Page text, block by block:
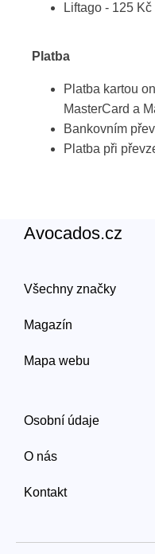
Liftago - 125 Kč
Platba
Platba kartou
MasterCard a
Bankovním
Platba při
Avocados.cz
Všechny značky
Magazín
Mapa webu
Osobní údaje
O nás
Kontakt